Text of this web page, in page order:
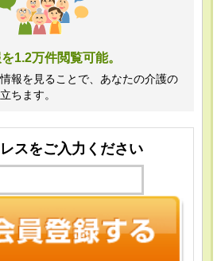
1.2万件閲覧可能。
報を見ることで、あなたの介護の
ちます。
スをご入力ください